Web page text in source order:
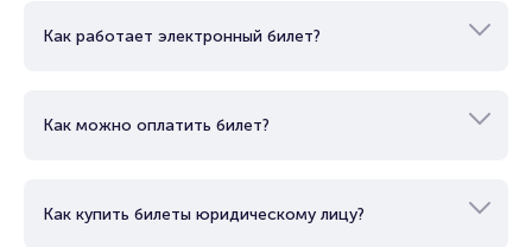
Как работает электронный билет?
Как можно оплатить билет?
Как купить билеты юридическому лицу?